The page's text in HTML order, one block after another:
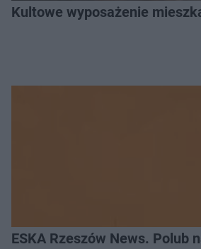
Kultowe wyposażenie
ESKA Rzeszów News. Polub